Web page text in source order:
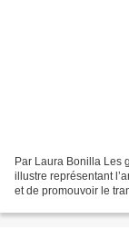
Par Laura Bonilla Les
illustre représentant
et de promouvoir le